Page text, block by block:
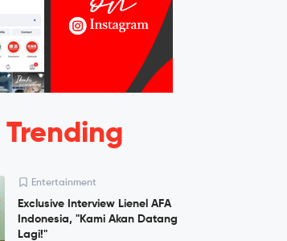
Trending
Entertainment
Exclusive Interview Lienel AFA
Indonesia, "Kami Akan Datang
Lagi!"